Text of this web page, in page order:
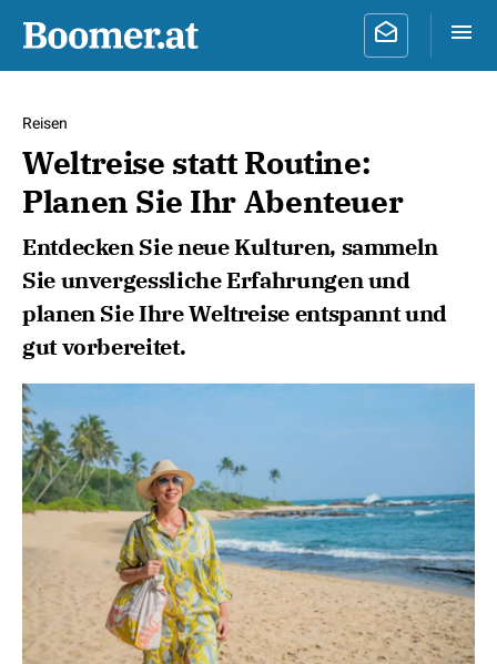
Reisen
Weltreise statt Routine:
Planen Sie Ihr Abenteuer
Entdecken Sie neue Kulturen, sammeln
Sie unvergessliche Erfahrungen und
planen Sie Ihre Weltreise entspannt und
gut vorbereitet.